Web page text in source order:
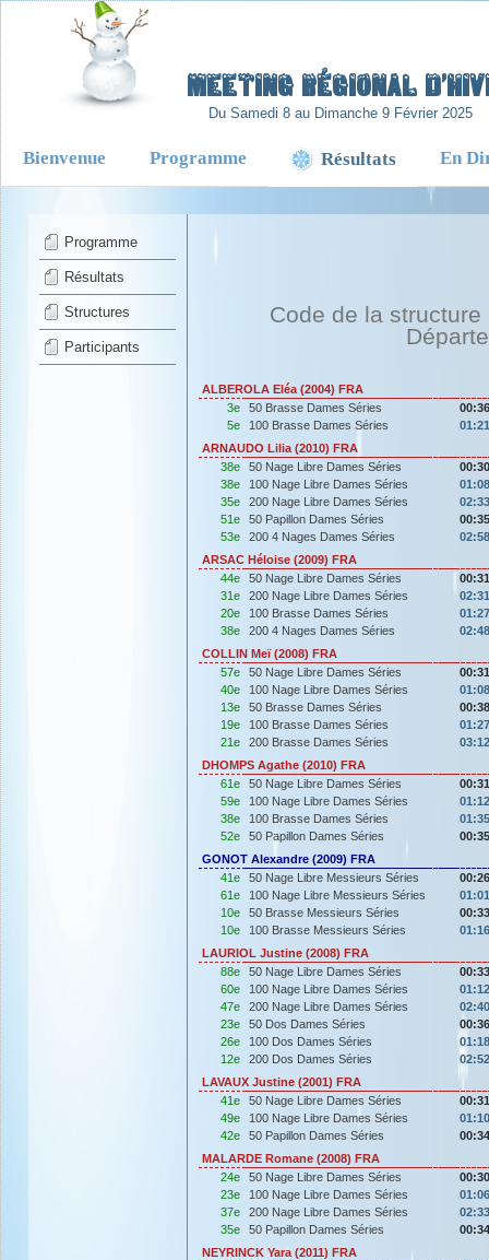
Meeting Régional
Du Samedi 8 au Dimanche 9 Février 2025
Bienvenue Programme Résultats En
Programme
Résultats
Structures
Participants
Code de la
ALBEROLA Eléa (2004) FRA
3e
50 Brasse Dames Séries
5e
100 Brasse Dames Séries
ARNAUDO Lilia (2010) FRA
38e
50 Nage Libre Dames Séries
38e
100 Nage Libre Dames Séries
35e
200 Nage Libre Dames Séries
51e
50 Papillon Dames Séries
53e
200 4 Nages Dames Séries
ARSAC Héloise (2009) FRA
44e
50 Nage Libre Dames Séries
31e
200 Nage Libre Dames Séries
20e
100 Brasse Dames Séries
38e
200 4 Nages Dames Séries
COLLIN Meï (2008) FRA
57e
50 Nage Libre Dames Séries
40e
100 Nage Libre Dames Séries
13e
50 Brasse Dames Séries
19e
100 Brasse Dames Séries
21e
200 Brasse Dames Séries
DHOMPS Agathe (2010) FRA
61e
50 Nage Libre Dames Séries
59e
100 Nage Libre Dames Séries
38e
100 Brasse Dames Séries
52e
50 Papillon Dames Séries
GONOT Alexandre (2009) FRA
41e
50 Nage Libre Messieurs Séries
61e
100 Nage Libre Messieurs Séries
10e
50 Brasse Messieurs Séries
10e
100 Brasse Messieurs Séries
LAURIOL Justine (2008) FRA
88e
50 Nage Libre Dames Séries
60e
100 Nage Libre Dames Séries
47e
200 Nage Libre Dames Séries
23e
50 Dos Dames Séries
26e
100 Dos Dames Séries
12e
200 Dos Dames Séries
LAVAUX Justine (2001) FRA
41e
50 Nage Libre Dames Séries
49e
100 Nage Libre Dames Séries
42e
50 Papillon Dames Séries
MALARDE Romane (2008) FRA
24e
50 Nage Libre Dames Séries
23e
100 Nage Libre Dames Séries
37e
200 Nage Libre Dames Séries
35e
50 Papillon Dames Séries
NEYRINCK Yara (2011) FRA